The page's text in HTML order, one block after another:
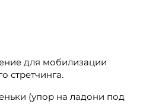
для мобилизации
стретчинга.
(упор на ладони под